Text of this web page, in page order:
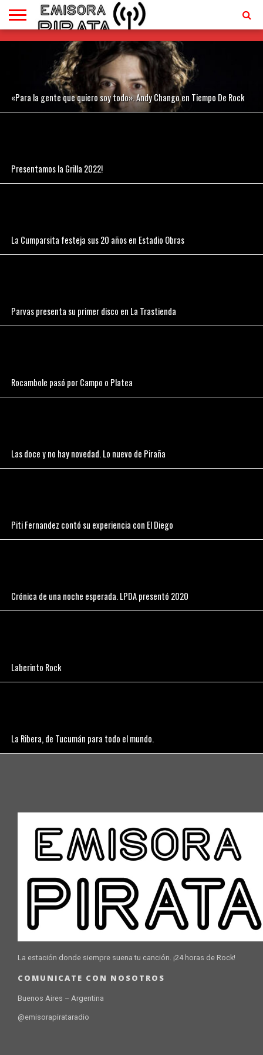
TV
CONTACTO
«Para la gente que quiero soy todo». Andy Chango en Tiempo De Rock
Presentamos la Grilla 2022!
La Cumparsita festeja sus 20 años en Estadio Obras
Parvas presenta su primer disco en La Trastienda
Rocambole pasó por Campo o Platea
Las doce y no hay novedad. Lo nuevo de Piraña
Piti Fernandez contó su experiencia con El Diego
Crónica de una noche esperada. LPDA presentó 2020
Laberinto Rock
La Ribera, de Tucumán para todo el mundo.
La estación donde siempre suena tu canción. ¡24 horas de Rock!
COMUNICATE CON NOSOTROS
Buenos Aires – Argentina
@emisorapirataradio